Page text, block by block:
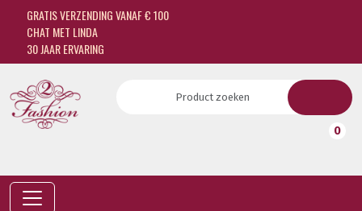
GRATIS VERZENDING VANAF € 100
CHAT MET LINDA
30 JAAR ERVARING
0